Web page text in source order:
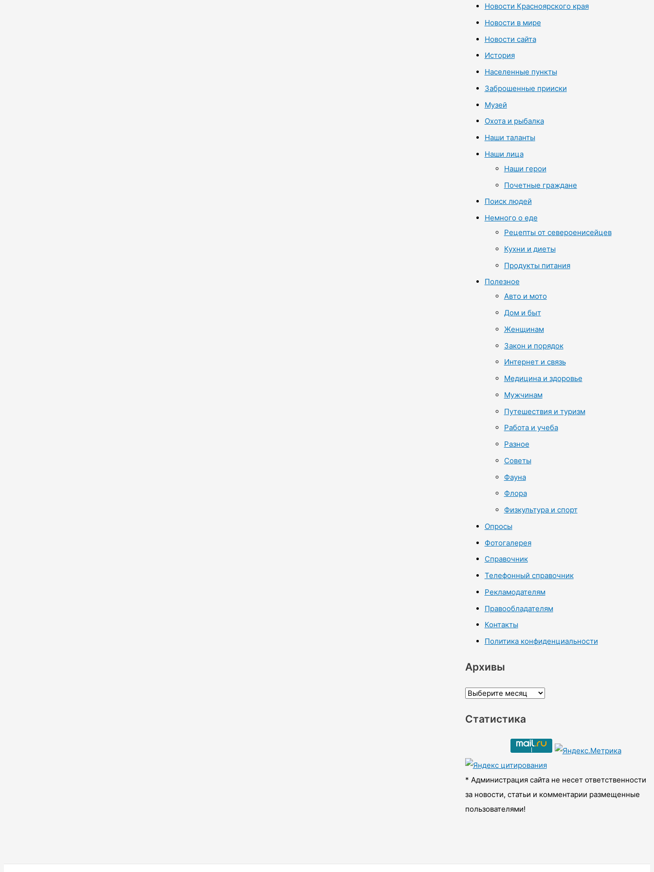
Новости Красноярского края
Новости в мире
Новости сайта
История
Населенные пункты
Заброшенные прииски
Музей
Охота и рыбалка
Наши таланты
Наши лица
Наши герои
Почетные граждане
Поиск людей
Немного о еде
Рецепты от североенисейцев
Кухни и диеты
Продукты питания
Полезное
Авто и мото
Дом и быт
Женщинам
Закон и порядок
Интернет и связь
Медицина и здоровье
Мужчинам
Путешествия и туризм
Работа и учеба
Разное
Советы
Фауна
Флора
Физкультура и спорт
Опросы
Фотогалерея
Справочник
Телефонный справочник
Рекламодателям
Правообладателям
Контакты
Политика конфиденциальности
Архивы
А
х
ы
Статистика
* Администрация сайта не несет ответственности
за новости, статьи и комментарии размещенные
пользователями!